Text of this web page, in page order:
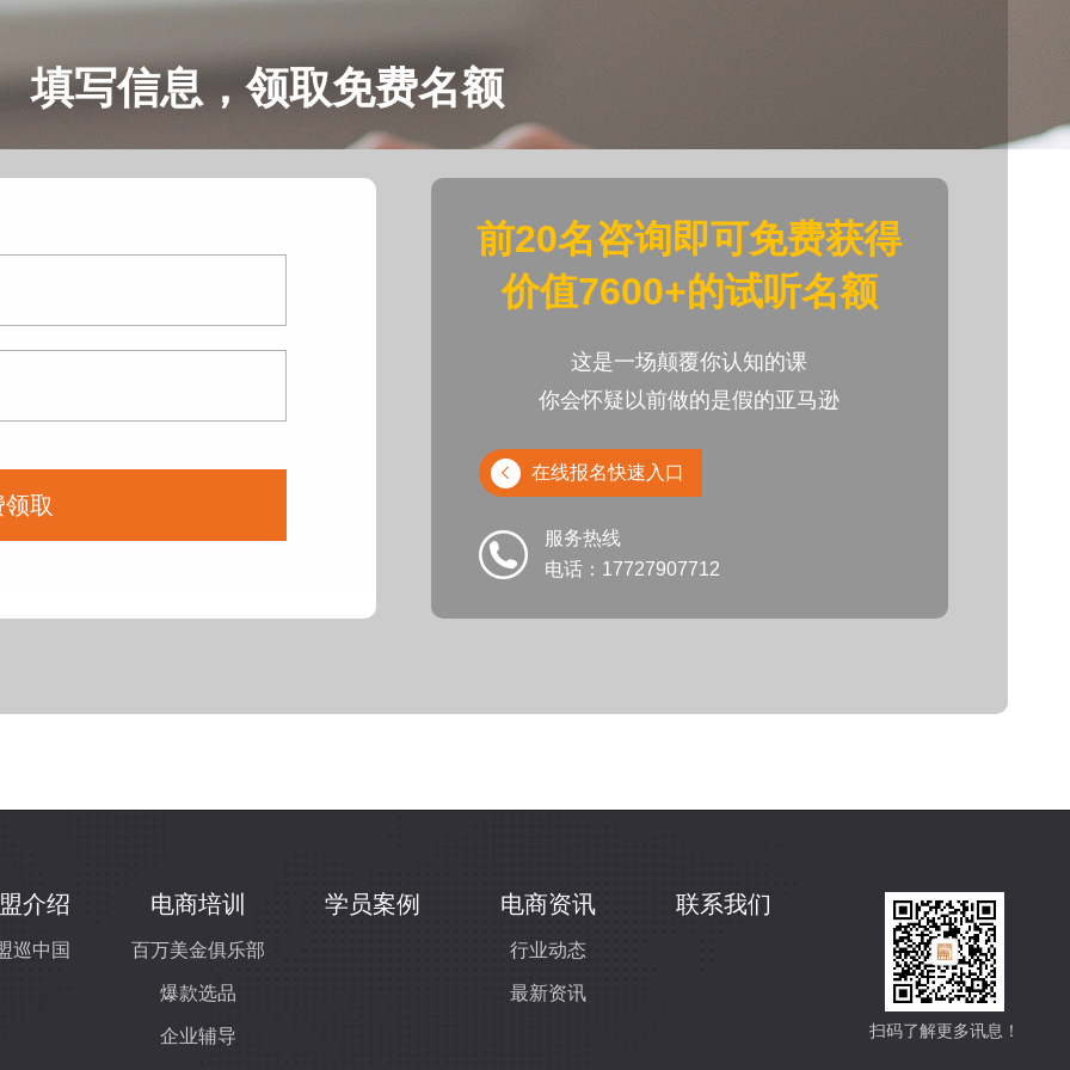
填写信息，领取免费名额
取
前20名咨询即可免费获得
价值7600+的试听名额
这是一场颠覆你认知的课
你会怀疑以前做的是假的亚马逊
在线报名快速入口
服务热线
电话：17727907712
介绍
巡中国
电商培训
百万美金俱乐部
爆款选品
企业辅导
学员案例 电商资讯
行业动态
最新资讯
联系我们
扫码了解更多讯息！